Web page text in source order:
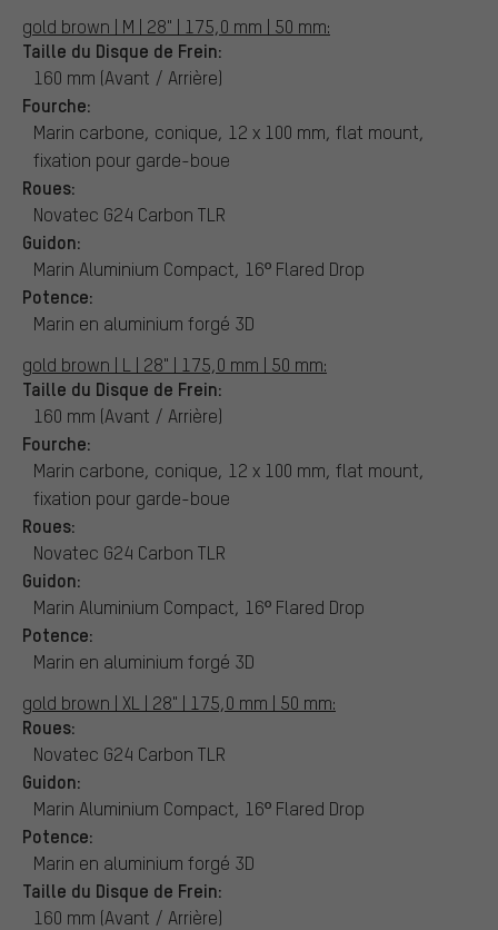
gold brown | M | 28" | 175,0 mm | 50 mm:
Taille du Disque de Frein:
160 mm (Avant / Arrière)
Fourche:
Marin carbone, conique, 12 x 100 mm, flat mount,
fixation pour garde-boue
Roues:
Novatec G24 Carbon TLR
Guidon:
Marin Aluminium Compact, 16º Flared Drop
Potence:
Marin en aluminium forgé 3D
gold brown | L | 28" | 175,0 mm | 50 mm:
Taille du Disque de Frein:
160 mm (Avant / Arrière)
Fourche:
Marin carbone, conique, 12 x 100 mm, flat mount,
fixation pour garde-boue
Roues:
Novatec G24 Carbon TLR
Guidon:
Marin Aluminium Compact, 16º Flared Drop
Potence:
Marin en aluminium forgé 3D
gold brown | XL | 28" | 175,0 mm | 50 mm:
Roues:
Novatec G24 Carbon TLR
Guidon:
Marin Aluminium Compact, 16º Flared Drop
Potence:
Marin en aluminium forgé 3D
Taille du Disque de Frein:
160 mm (Avant / Arrière)